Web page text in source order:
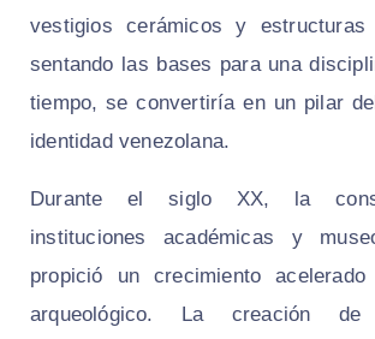
vestigios cerámicos y estructuras
sentando las bases para una
tiempo, se convertiría en un pilar
identidad venezolana.
Durante el siglo XX, la
instituciones académicas y
propició un crecimiento
arqueológico. La creación